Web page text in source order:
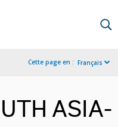
Cette page en : Français
ASIA-